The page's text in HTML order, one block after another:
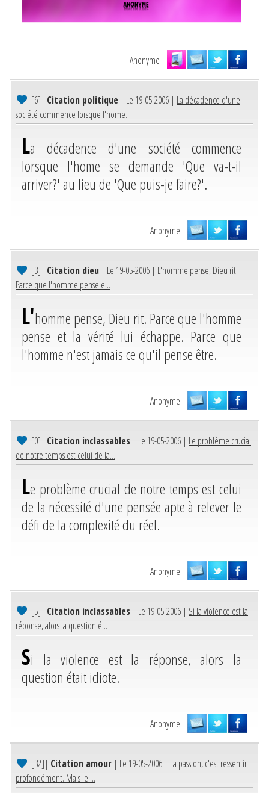
Anonyme
[6]| Citation politique | Le 19-05-2006 | La décadence d'une
société commence lorsque l'home...
La décadence d'une société commence
lorsque l'home se demande 'Que va-t-il
arriver?' au lieu de 'Que puis-je faire?'.
Anonyme
[3]| Citation dieu | Le 19-05-2006 | L'homme pense, Dieu rit.
Parce que l'homme pense e...
L'homme pense, Dieu rit. Parce que l'homme
pense et la vérité lui échappe. Parce que
l'homme n'est jamais ce qu'il pense être.
Anonyme
[0]| Citation inclassables | Le 19-05-2006 | Le problème crucial
de notre temps est celui de la...
Le problème crucial de notre temps est celui
de la nécessité d'une pensée apte à relever le
défi de la complexité du réel.
Anonyme
[5]| Citation inclassables | Le 19-05-2006 | Si la violence est la
réponse, alors la question é...
Si la violence est la réponse, alors la
question était idiote.
Anonyme
[32]| Citation amour | Le 19-05-2006 | La passion, c'est ressentir
profondément. Mais le ...